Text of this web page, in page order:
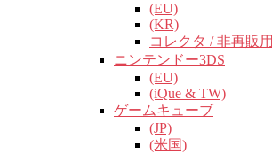
(EU)
(KR)
コレクタ / 非再販用
ニンテンドー3DS
(EU)
(iQue & TW)
ゲームキューブ
(JP)
(米国)